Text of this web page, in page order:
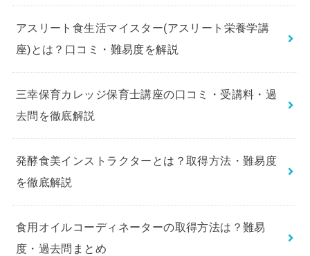
アスリート食生活マイスター(アスリート栄養学講
座)とは？口コミ・難易度を解説
三幸保育カレッジ保育士講座の口コミ・受講料・過
去問を徹底解説
発酵食美インストラクターとは？取得方法・難易度
を徹底解説
食用オイルコーディネーターの取得方法は？難易
度・過去問まとめ